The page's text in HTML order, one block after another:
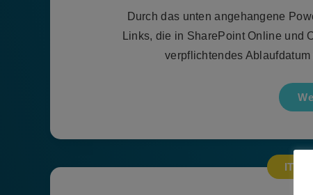
Durch das unten angehangene
Links, die in SharePoint Online und
verpflichtendes
IT-